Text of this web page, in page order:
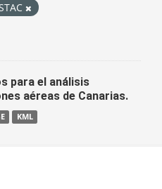
para el análisis
aéreas de Canarias.
KML